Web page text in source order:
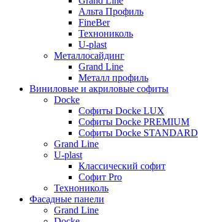
Альта Профиль
FineBer
Технониколь
U-plast
Металлосайдинг
Grand Line
Металл профиль
Виниловые и акриловые софиты
Docke
Софиты Docke LUX
Софиты Docke PREMIUM
Софиты Docke STANDARD
Grand Line
U-plast
Классический софит
Софит Pro
Технониколь
Фасадные панели
Grand Line